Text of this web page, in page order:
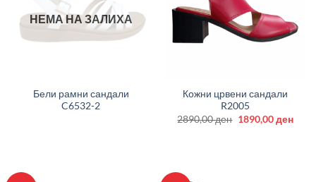
НЕМА НА ЗАЛИХА
Бели рамни сандали
C6532-2
Кожни црвени сандали
R2005
2890,00ден Original
1890,00ден